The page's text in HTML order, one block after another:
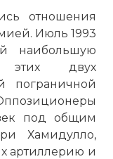
отношения
Июль 1993
наибольшую
этих двух
пограничной
под общим
Хамидулло,
артиллерию и